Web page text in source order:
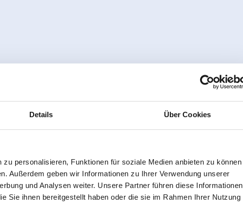
Details Über Cookies
personalisieren, Funktionen für soziale Medien anbieten zu können
Außerdem geben wir Informationen zu Ihrer Verwendung unserer
und Analysen weiter. Unsere Partner führen diese Informationen
Sie ihnen bereitgestellt haben oder die sie im Rahmen Ihrer Nutzung